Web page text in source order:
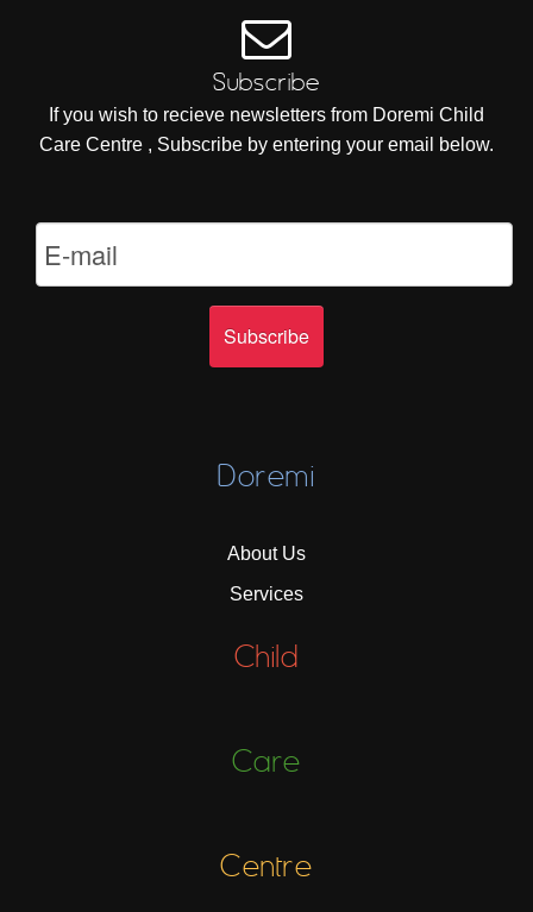
Subscribe
If you wish to recieve newsletters from Doremi Child
Care Centre , Subscribe by entering your email below.
Doremi
About Us
Services
Child
Care
Centre